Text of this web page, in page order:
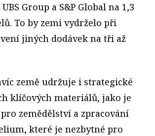
Group a S&P Global na 1,3
To by zemi vydrželo při
jiných dodávek na tři až
země udržuje i strategické
klíčových materiálů, jako je
zemědělství a zpracování
které je nezbytné pro